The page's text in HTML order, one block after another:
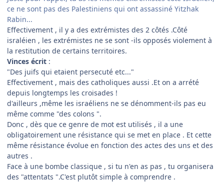
ce ne sont pas des Palestiniens qui ont assassiné Yitzhak
Rabin...
Effectivement , il y a des extrémistes des 2 côtés .Côté
israléien , les extrémistes ne se sont -ils opposés violement à
la restitution de certains territoires.
Vinces écrit :
"Des juifs qui etaient persecuté etc..."
Effectivement , mais des catholiques aussi .Et on a arrété
depuis longtemps les croisades !
d'ailleurs ,même les israéliens ne se dénomment-ils pas eu
même comme "des colons ".
Donc , dès que ce genre de mot est utilisés , il a une
obligatoirement une résistance qui se met en place . Et cette
même résistance évolue en fonction des actes des uns et des
autres .
Face à une bombe classique , si tu n'en as pas , tu organisera
des "attentats ".C'est plutôt simple à comprendre .